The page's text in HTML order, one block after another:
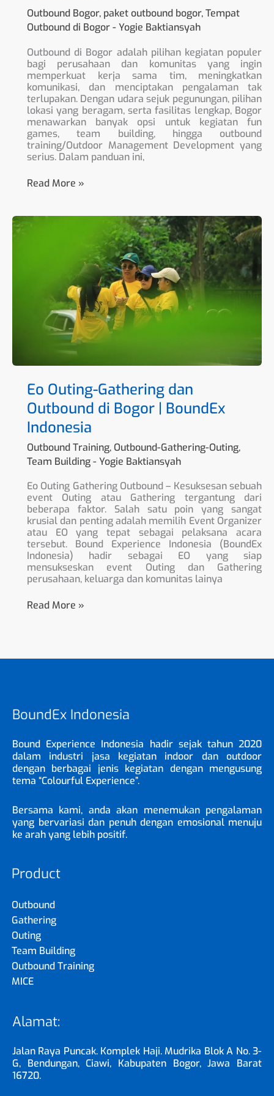
Outbound Bogor, paket outbound bogor,Tempat
Outbound di Bogor-Yogie Baktiansyah
Outbound di Bogor adalah pilihan kegiatan populer
bagi perusahaan dan komunitas yang ingin
memperkuat kerja sama tim, meningkatkan
komunikasi, dan menciptakan pengalaman tak
terlupakan. Dengan udara sejuk pegunungan, pilihan
lokasi yang beragam, serta fasilitas lengkap, Bogor
menawarkan banyak opsi untuk kegiatan fun
games, team building, hingga outbound
training/Outdoor Management Development yang
serius. Dalam panduan ini,
Read More »
Eo Outing-Gathering dan
Outbound di Bogor | BoundEx
Indonesia
Outbound Training, Outbound-Gathering-Outing,
Team Building-Yogie Baktiansyah
Eo Outing Gathering Outbound – Kesuksesan sebuah
event Outing atau Gathering tergantung dari
beberapa faktor. Salah satu poin yang sangat
krusial dan penting adalah memilih Event Organizer
atau EO yang tepat sebagai pelaksana acara
tersebut. Bound Experience Indonesia (BoundEx
Indonesia) hadir sebagai EO yang siap
mensukseskan event Outing dan Gathering
perusahaan, keluarga dan komunitas lainya
Eo
BoundEx
Indonesia
Read More »
BoundEx Indonesia
Bound Experience Indonesia hadir sejak tahun 2020
dalam industri jasa kegiatan indoor dan outdoor
dengan berbagai jenis kegiatan dengan mengusung
tema “Colourful Experience”.
Bersama kami, anda akan menemukan pengalaman
yang bervariasi dan penuh dengan emosional menuju
ke arah yang lebih positif.
Product
Outbound
Gathering
Outing
Team Building
Outbound Training
MICE
Alamat:
Jalan Raya Puncak. Komplek Haji. Mudrika Blok A No. 3-
G, Bendungan, Ciawi, Kabupaten Bogor, Jawa Barat
16720.